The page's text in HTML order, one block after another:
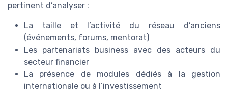
pertinent d’analyser :
La taille et l’activité du réseau d’anciens
(événements, forums, mentorat)
Les partenariats business avec des acteurs du
secteur financier
La présence de modules dédiés à la gestion
internationale ou à l’investissement